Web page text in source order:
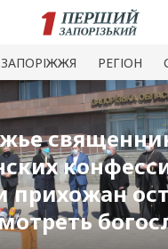
ЗАПОРІЖЖЯ РЕГІОН
прихожан